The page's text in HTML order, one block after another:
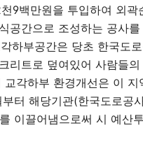
9백만원을 투입하여 외
공간으로 조성하는 공사를
하부공간은 당초 한국도
리트로 덮여있어 사람들
각하부 환경개선은 이
터 해당기관(한국도로공
이끌어냄으로써 시 예산